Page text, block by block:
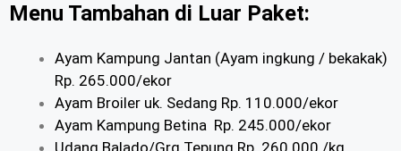
Menu Tambahan di Luar Paket:
Ayam Kampung Jantan (Ayam ingkung / bekakak)
Rp. 265.000/ekor
Ayam Broiler uk. Sedang Rp. 110.000/ekor
Ayam Kampung Betina Rp. 245.000/ekor